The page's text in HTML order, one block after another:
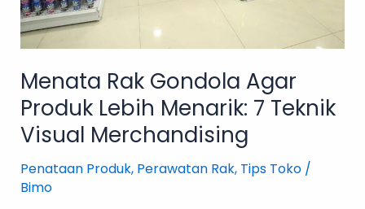
Menata Rak Gondola Agar
Produk Lebih Menarik: 7 Teknik
Visual Merchandising
Penataan Produk, Perawatan Rak, Tips Toko/
Bimo